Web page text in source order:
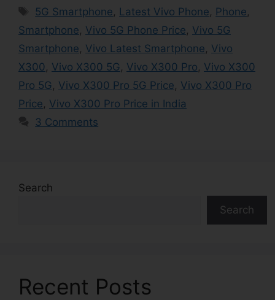
Tags
5G Smartphone Latest Vivo Phone Phone
Smartphone Vivo 5G Phone Price Vivo 5G
Smartphone Vivo Latest Smartphone Vivo
X300 Vivo X300 5G Vivo X300 Pro Vivo X300
Pro 5G Vivo X300 Pro 5G Price Vivo X300 Pro
Price Vivo X300 Pro Price in India
3 Comments
Search
Search
Recent Posts